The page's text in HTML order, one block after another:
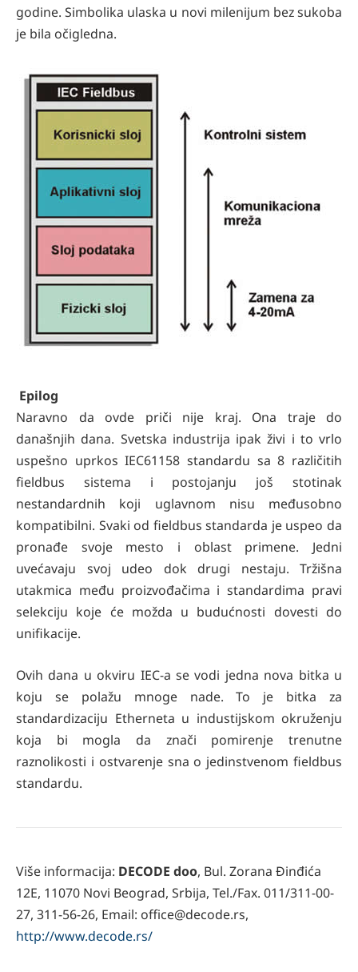
godine. Simbolika ulaska u novi milenijum bez sukoba
je bila očigledna.
Epilog
Naravno da ovde priči nije kraj. Ona traje do
današnjih dana. Svetska industrija ipak živi i to vrlo
uspešno uprkos IEC61158 standardu sa 8 različitih
fieldbus sistema i postojanju još stotinak
nestandardnih koji uglavnom nisu međusobno
kompatibilni. Svaki od fieldbus standarda je uspeo da
pronađe svoje mesto i oblast primene. Jedni
uvećavaju svoj udeo dok drugi nestaju. Tržišna
utakmica među proizvođačima i standardima pravi
selekciju koje će možda u budućnosti dovesti do
unifikacije.
Ovih dana u okviru IEC-a se vodi jedna nova bitka u
koju se polažu mnoge nade. To je bitka za
standardizaciju Etherneta u industijskom okruženju
koja bi mogla da znači pomirenje trenutne
raznolikosti i ostvarenje sna o jedinstvenom fieldbus
standardu.
Više informacija: DECODE doo, Bul. Zorana Đinđića
12E, 11070 Novi Beograd, Srbija, Tel./Fax. 011/311-00-
27, 311-56-26, Email: office@decode.rs,
http://www.decode.rs/